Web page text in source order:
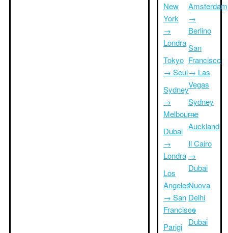
New
York
→
Londra
Tokyo
→ Seul
Sydney
→
Melbourne
Dubai
→
Londra
Los
Angeles
→ San
Francisco
Parigi
Amsterdam
→
Berlino
San
Francisco
→ Las
Vegas
Sydney
→
Auckland
Il Cairo
→
Dubai
Nuova
Delhi
→
Dubai